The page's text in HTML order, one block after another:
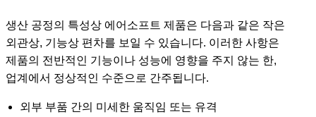
생산 공정의 특성상 에어소프트 제품은 다음과 같은 작은
외관상, 기능상 편차를 보일 수 있습니다. 이러한 사항은
제품의 전반적인 기능이나 성능에 영향을 주지 않는 한,
업계에서 정상적인 수준으로 간주됩니다.
외부 부품 간의 미세한 움직임 또는 유격